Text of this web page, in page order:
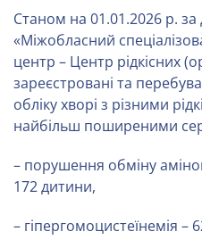
Станом на 01.01.2026 р.
«Міжобласний
центр – Центр рідкісних
зареєстровані та
обліку хворі з різними
найбільш поширеними
– порушення обміну
172 дитини,
– гіпергомоцистеїнемія –